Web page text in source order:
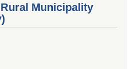
Municipality